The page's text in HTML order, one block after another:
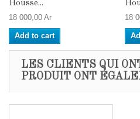
Housse...
18 000,00 Ar
Add to cart
18
LES CLIENTS QUI
PRODUIT ONT